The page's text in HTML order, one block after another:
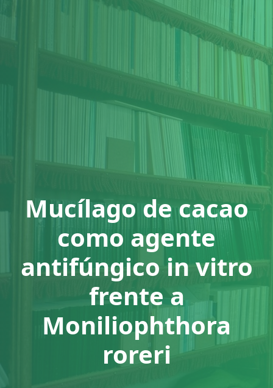
Mucílago de cacao
como agente
antifúngico in vitro
frente a
Moniliophthora
roreri